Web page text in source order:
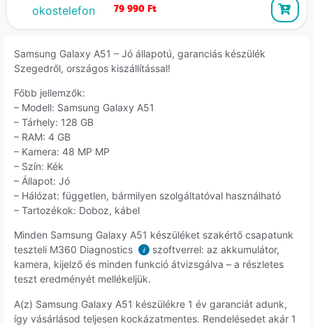
79 990 Ft
Samsung Galaxy A51 – Jó állapotú, garanciás készülék
Szegedről, országos kiszállítással!
Főbb jellemzők:
– Modell: Samsung Galaxy A51
– Tárhely: 128 GB
– RAM: 4 GB
– Kamera: 48 MP MP
– Szín: Kék
– Állapot: Jó
– Hálózat: független, bármilyen szolgáltatóval használható
– Tartozékok: Doboz, kábel
Minden Samsung Galaxy A51 készüléket szakértő csapatunk
teszteli M360 Diagnostics
i
szoftverrel: az akkumulátor,
kamera, kijelző és minden funkció átvizsgálva – a részletes
teszt eredményét mellékeljük.
A(z) Samsung Galaxy A51 készülékre 1 év garanciát adunk,
így vásárlásod teljesen kockázatmentes. Rendelésedet akár 1